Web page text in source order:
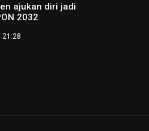
ajukan diri jadi
2032
21:28